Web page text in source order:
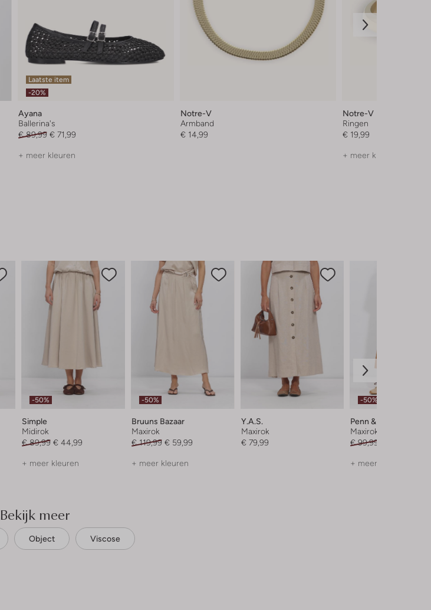
Laatste item
-20%
Ayana
Ballerina's
€ 89,99 € 71,99
+ meer kleuren
Notre-V
Armband
€ 14,99
Notre-V
Ringen
€ 19,99
+ meer kleuren
-50%
Simple
Midirok
€ 89,99 € 44,99
+ meer kleuren
-50%
Bruuns Bazaar
Maxirok
€ 119,99 € 59,99
+ meer kleuren
Y.a.s.
Maxirok
€ 79,99
-50%
Penn & Ink
Maxirok
€ 99,99
+ meer kleuren
Bekijk meer
Object Viscose